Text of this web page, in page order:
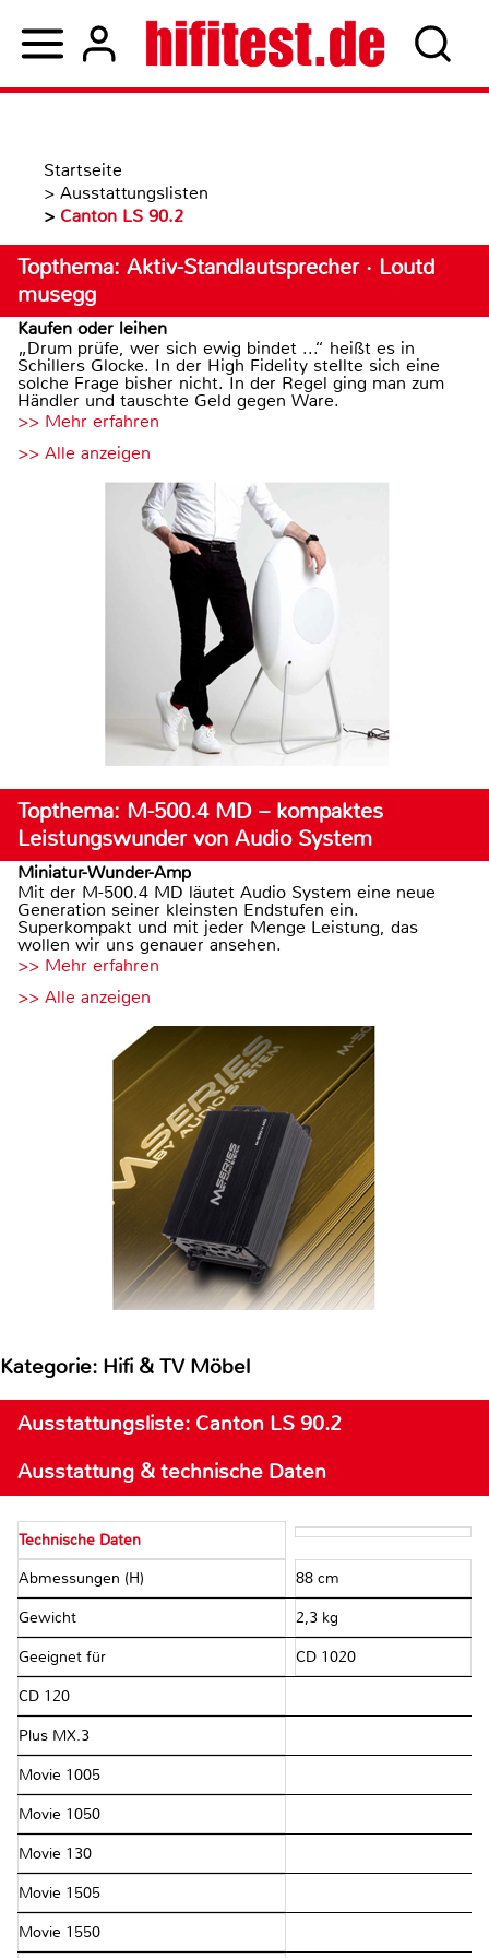
Startseite
> Ausstattungslisten
> Canton LS 90.2
Topthema: Aktiv-Standlautsprecher · Loutd
musegg
Kaufen oder leihen
„Drum prüfe, wer sich ewig bindet ...“ heißt es in
Schillers Glocke. In der High Fidelity stellte sich eine
solche Frage bisher nicht. In der Regel ging man zum
Händler und tauschte Geld gegen Ware.
>> Mehr erfahren
>> Alle anzeigen
Topthema: M-500.4 MD – kompaktes
Leistungswunder von Audio System
Miniatur-Wunder-Amp
Mit der M-500.4 MD läutet Audio System eine neue
Generation seiner kleinsten Endstufen ein.
Superkompakt und mit jeder Menge Leistung, das
wollen wir uns genauer ansehen.
>> Mehr erfahren
>> Alle anzeigen
Kategorie: Hifi & TV Möbel
Ausstattungsliste: Canton LS 90.2
Ausstattung & technische Daten
Technische Daten
Abmessungen (H) 88 cm
Gewicht 2,3 kg
Geeignet für CD 1020
CD 120
Plus MX.3
Movie 1005
Movie 1050
Movie 130
Movie 1505
Movie 1550